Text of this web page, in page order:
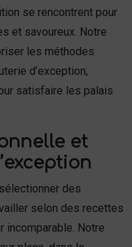
se rencontrent pour
et savoureux. Notre
les méthodes
d’exception,
satisfaire les palais
et
des
selon des recettes
incomparable. Notre